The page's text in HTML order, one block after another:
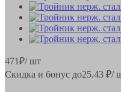
471₽/ шт
Скидка и бонус до25.43 ₽/